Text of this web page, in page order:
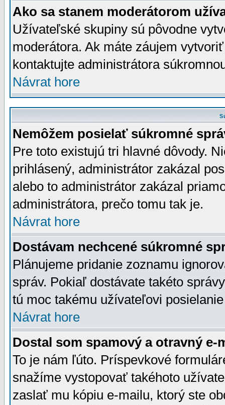
Ako sa stanem moderátorom
Užívateľské skupiny sú pôvodne
moderátora. Ak máte záujem
kontaktujte administrátora
Návrat hore
Nemôžem posielať súkromné
Pre toto existujú tri hlavné dôvody.
prihlásený, administrátor zakázal
alebo to administrátor zakázal
administrátora, prečo tomu tak je.
Návrat hore
Dostávam nechcené súkromné
Plánujeme pridanie zoznamu
správ. Pokiaľ dostávate takéto
tú moc takému užívateľovi
Návrat hore
Dostal som spamový a otravný e-
To je nám ľúto. Príspevkové
snažíme vystopovať takéhoto
zaslať mu kópiu e-mailu, ktorý ste